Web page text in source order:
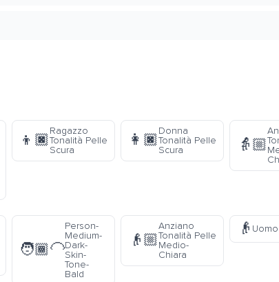
👦🏿
Ragazzo
Tonalità Pelle
Scura
👩🏿
Donna
Tonalità Pelle
Scura
👵🏼
🧑🏾‍🦲
Person-
Medium-
Dark-
Skin-
Tone-
Bald
👴🏼
Anziano
Tonalità Pelle
Medio-
Chiara
👴